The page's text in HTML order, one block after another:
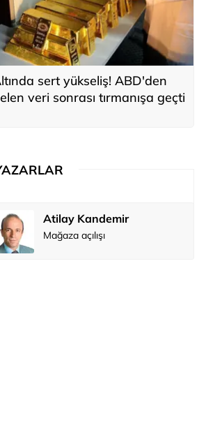
sert yükseliş! ABD'den
veri sonrası tırmanışa geçti
Atilay Kandemir
Mağaza açılışı